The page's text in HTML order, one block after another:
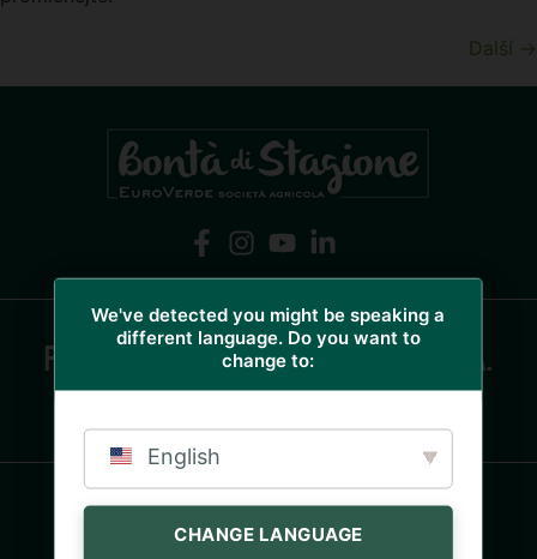
Další →
PĚSTUJEME VÁŠNĚ, VYRÁBÍME BONTÀ.
Fabrizio Ziliani
© 2023 - Euroverde Società Agricola S.r.l. - Via
Quinzano, 1 - 25020 Azzano Mella (BS) Itálie - Tel.
We've detected you might be speaking a
different language. Do you want to
change to:
English
CHANGE LANGUAGE